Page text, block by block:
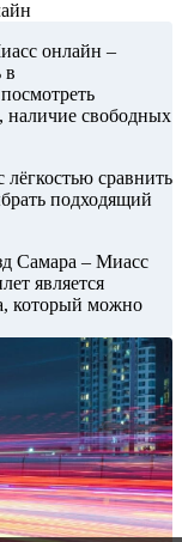
онлайн –
в
наличие свободных
сравнить
подходящий
Самара – Миасс
является
который можно